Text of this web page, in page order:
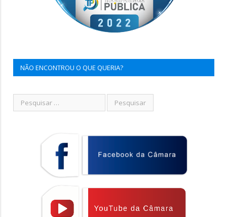
NÃO ENCONTROU O QUE QUERIA?